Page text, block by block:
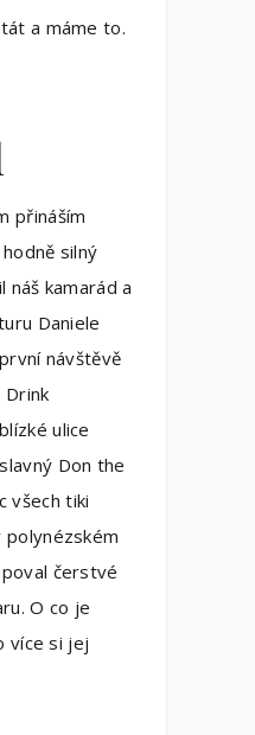
a máme to.
přináším
silný
kamarád a
Daniele
návštěvě
Drink
ulice
Don the
všech tiki
čerstvé
O co je
více si jej